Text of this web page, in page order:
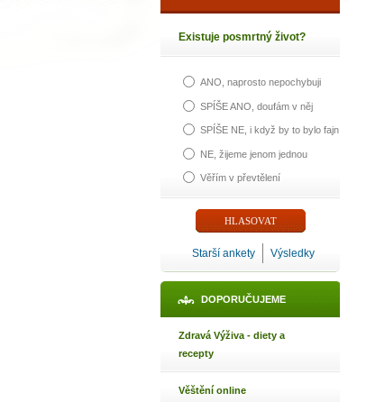
Existuje posmrtný život?
ANO, naprosto nepochybuji
SPÍŠE ANO, doufám v něj
SPÍŠE NE, i když by to bylo fajn
NE, žijeme jenom jednou
Věřím v převtělení
Starší ankety Výsledky
DOPORUČUJEME
Zdravá Výživa - diety a
recepty
Věštění online